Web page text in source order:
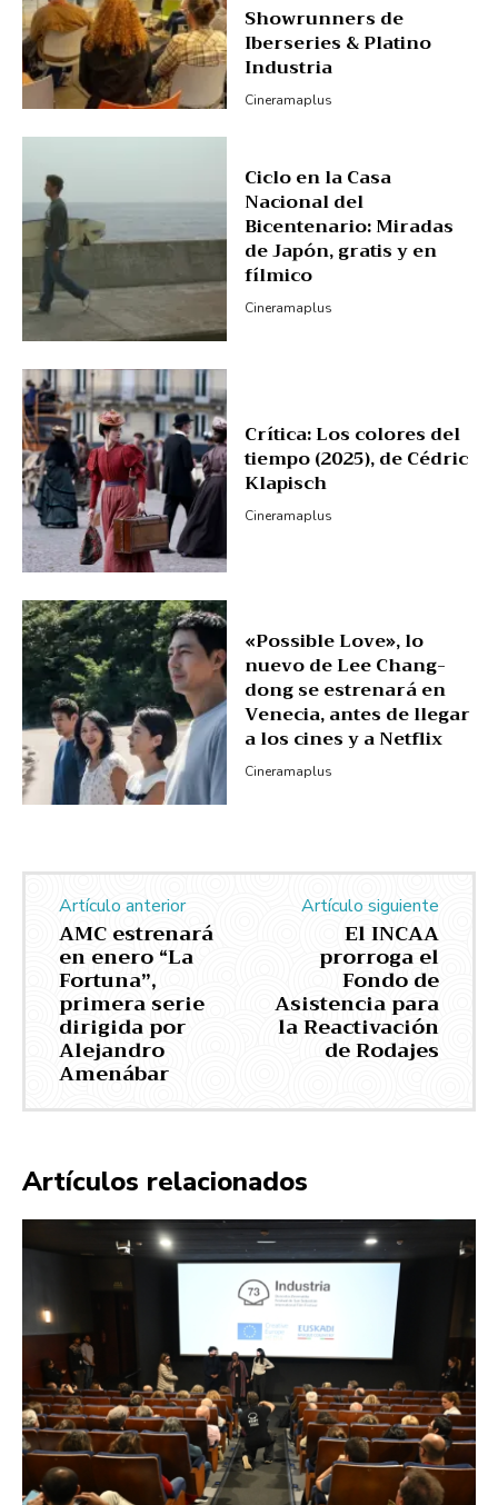
Showrunners de
Iberseries & Platino
Industria
Cineramaplus
Ciclo en la Casa
Nacional del
Bicentenario: Miradas
de Japón, gratis y en
fílmico
Cineramaplus
Crítica: Los colores del
tiempo (2025), de Cédric
Klapisch
Cineramaplus
«Possible Love», lo
nuevo de Lee Chang-
dong se estrenará en
Venecia, antes de llegar
a los cines y a Netflix
Cineramaplus
Artículo anterior
AMC estrenará
en enero “La
Fortuna”,
primera serie
dirigida por
Alejandro
Amenábar
Artículo siguiente
El INCAA
prorroga el
Fondo de
Asistencia para
la Reactivación
de Rodajes
Artículos relacionados